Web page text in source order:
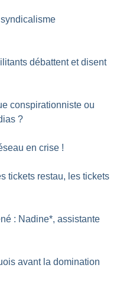
débattent et disent
conspirationniste ou
?
en crise !
tickets restau, les tickets
: Nadine*, assistante
avant la domination